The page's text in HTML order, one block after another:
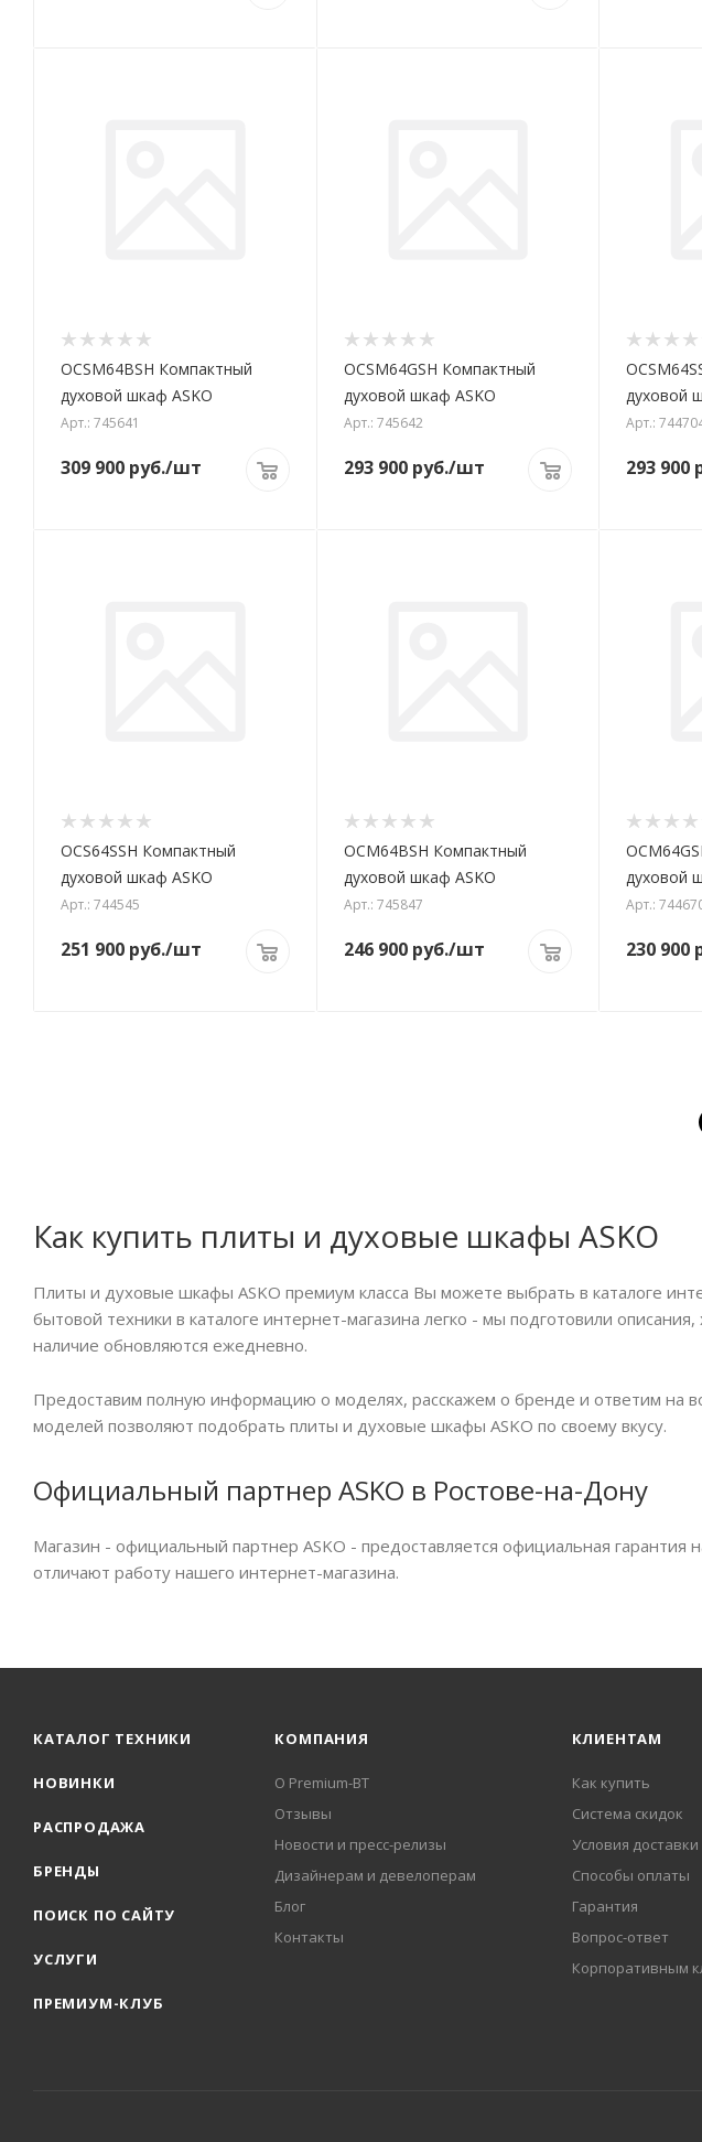
OCSM64BSH Компактный
духовой шкаф ASKO
Арт.: 745641
309 900 руб./шт
OCSM64GSH Компактный
духовой шкаф ASKO
Арт.: 745642
293 900руб./шт
духовой
Арт.:
293 900
OCS64SSH Компактный
духовой шкаф ASKO
Арт.: 744545
251 900 руб./шт
OCM64BSH Компактный
духовой шкаф ASKO
Арт.: 745847
246 900руб./шт
духовой
Арт.:
230 900
Как купить плиты и духовые шкафы ASKO
Плиты и духовые шкафы ASKO премиум класса Вы можете выбрать в каталоге
бытовой техники в каталоге интернет-магазина легко - мы подготовили
наличие обновляются ежедневно.
Предоставим полную информацию о моделях, расскажем о бренде и ответим на
моделей позволяют подобрать плиты и духовые шкафы ASKO по своему вкусу.
Официальный партнер ASKO в Ростове-на-Дону
Магазин - официальный партнер ASKO - предоставляется официальная
отличают работу нашего интернет-магазина.
КАТАЛОГ ТЕХНИКИ
НОВИНКИ
РАСПРОДАЖА
БРЕНДЫ
ПОИСК ПО САЙТУ
УСЛУГИ
ПРЕМИУМ-КЛУБ
КОМПАНИЯ
О Premium-BT
Отзывы
Новости и пресс-релизы
Дизайнерам и девелоперам
Блог
Контакты
КЛИЕНТАМ
Как купить
Система скидок
Условия доставки
Способы оплаты
Гарантия
Вопрос-ответ
Корпоративным